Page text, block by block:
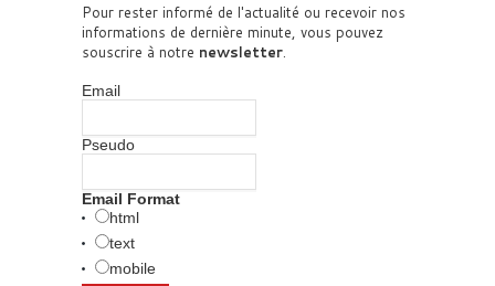
Pour rester informé de l'actualité ou recevoir nos
informations de dernière minute, vous pouvez
souscrire à notre newsletter.
Email
Pseudo
Email Format
html
text
mobile